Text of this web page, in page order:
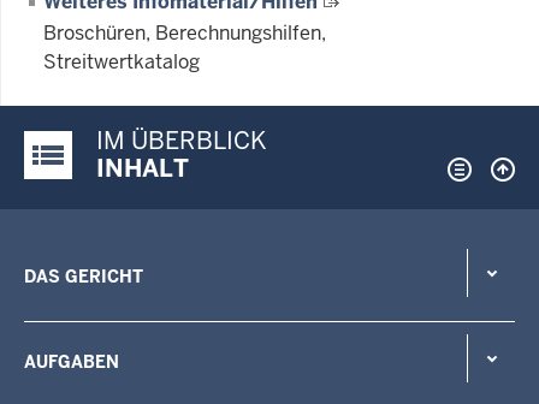
Broschüren, Berechnungshilfen,
Streitwertkatalog
Justiz-Portal im Überblick:
IM ÜBERBLICK
INHALT
DAS GERICHT
AUFGABEN